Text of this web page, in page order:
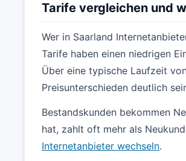
Tarife vergleichen und
Wer in Saarland
Tarife haben einen niedrigen
Über eine typische Laufzeit
Preisunterschieden deutlich
Bestandskunden bekommen
hat, zahlt oft mehr als
Internetanbieter wechseln.